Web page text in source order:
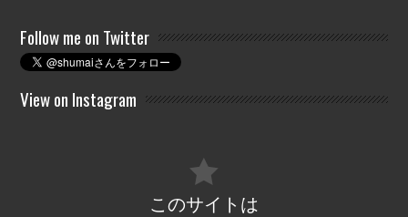
Follow me on Twitter
View on Instagram
このサイトは